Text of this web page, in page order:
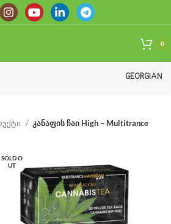
0
GEORGIAN
კანაფის ჩაი High – Multitrance
SOLD O
UT